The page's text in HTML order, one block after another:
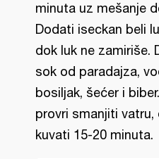
minuta uz mešanje
Dodati iseckan beli
dok luk ne zamiriše.
sok od paradajza,
bosiljak, šećer i
provri smanjiti
kuvati 15-20 minuta.